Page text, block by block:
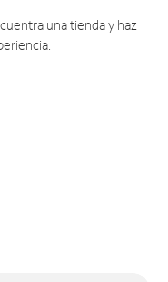
una tienda y haz